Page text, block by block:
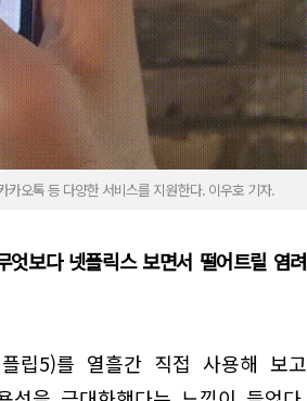
오톡 등 다양한 서비스를 지원한다. 이우호 기자.
엇보다 넷플릭스 보면서 떨어트릴 염려
립5)를 열흘간 직접 사용해 보고